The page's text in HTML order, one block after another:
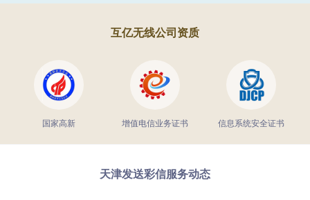
互亿无线公司资质
国家高新 增值电信业务证书 信息系统安全证书
天津发送彩信服务动态